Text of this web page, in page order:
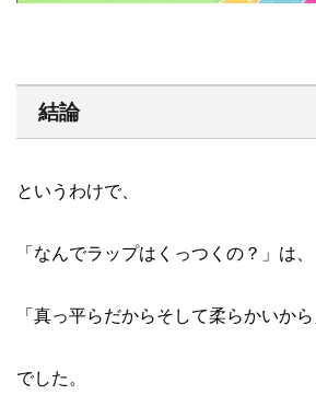
結論
というわけで、
「なんでラップはくっつくの？」は、
「真っ平らだからそして柔らかいから
でした。